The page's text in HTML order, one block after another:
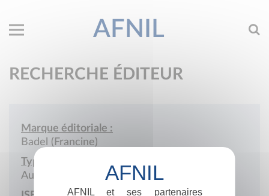
AFNIL
RECHERCHE ÉDITEUR
Marque éditoriale :
Badel (Francine)
Type de société :
Auto-édition
AFNIL et ses partenaires